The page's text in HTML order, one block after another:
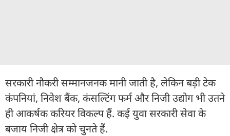
सरकारी नौकरी सम्मानजनक मानी जाती है, लेकिन बड़ी टेक
कंपनियां, निवेश बैंक, कंसल्टिंग फर्म और निजी उद्योग भी उतने
ही आकर्षक करियर विकल्प हैं. कई युवा सरकारी सेवा के
बजाय निजी क्षेत्र को चुनते हैं.